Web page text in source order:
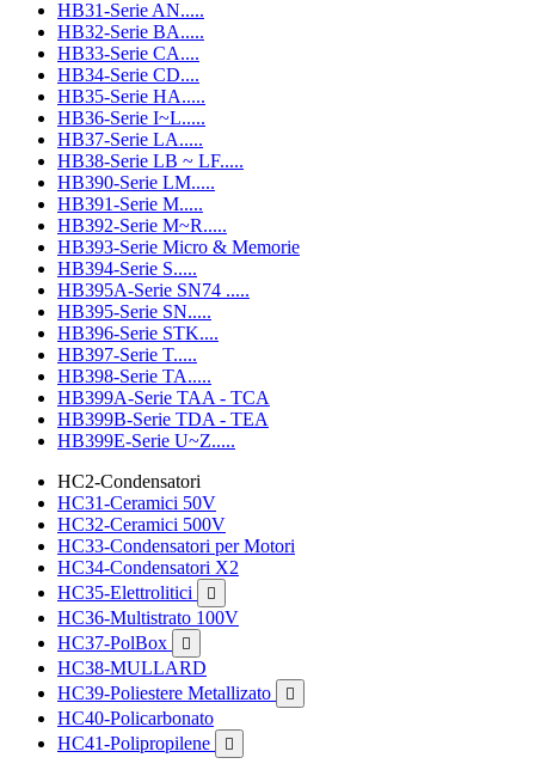
HB31-Serie AN.....
HB32-Serie BA.....
HB33-Serie CA....
HB34-Serie CD....
HB35-Serie HA.....
HB36-Serie I~L.....
HB37-Serie LA.....
HB38-Serie LB ~ LF.....
HB390-Serie LM.....
HB391-Serie M.....
HB392-Serie M~R.....
HB393-Serie Micro & Memorie
HB394-Serie S.....
HB395A-Serie SN74 .....
HB395-Serie SN.....
HB396-Serie STK....
HB397-Serie T.....
HB398-Serie TA.....
HB399A-Serie TAA - TCA
HB399B-Serie TDA - TEA
HB399E-Serie U~Z.....
HC2-Condensatori
HC31-Ceramici 50V
HC32-Ceramici 500V
HC33-Condensatori per Motori
HC34-Condensatori X2
HC35-Elettrolitici

HC36-Multistrato 100V
HC37-PolBox

HC38-MULLARD
HC39-Poliestere Metallizato

HC40-Policarbonato
HC41-Polipropilene
